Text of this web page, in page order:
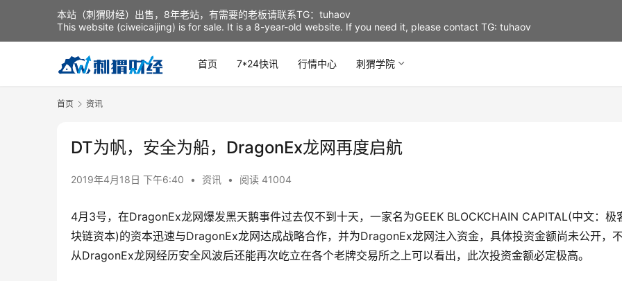
首页 7*24快讯 行情中心 刺猬学院
首页 资讯
DT为帆，安全为船，DragonEx龙网再度启航
2019年4月18日 下午6:40 • 资讯 • 阅读 41004
4月3号，在DragonEx龙网爆发黑天鹅事件过去仅不到十天，一家名为GEEK BLOCKCHAIN CAPITAL(中文：极
块链资本)的资本迅速与DragonEx龙网达成战略合作，并为DragonEx龙网注入资金，具体投资金额尚未公开，
从DragonEx龙网经历安全风波后还能再次屹立在各个老牌交易所之上可以看出，此次投资金额必定极高。
本站（刺猬财经）出售，8年老站，有需要的老板请联系TG：tuhaov
This website (ciweicaijing) is for sale. It is a 8-year-old website. If you need it, please contact TG: tuhaov